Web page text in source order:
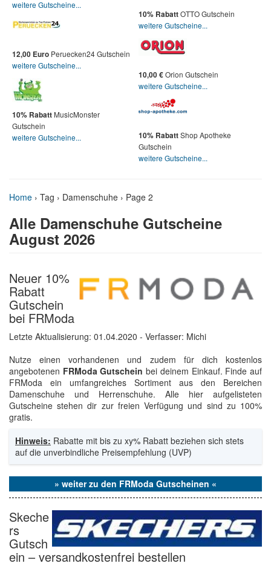
weitere Gutscheine...
12,00 Euro Peruecken24 Gutschein
weitere Gutscheine...
10% Rabatt MusicMonster
Gutschein
weitere Gutscheine...
10% RabattOTTO Gutschein
weitere Gutscheine...
10,00 €Orion Gutschein
weitere Gutscheine...
10% RabattShop Apotheke
Gutschein
weitere Gutscheine...
Home › Tag › Damenschuhe › Page 2
Alle Damenschuhe Gutscheine
August 2026
Neuer 10%
Rabatt
Gutschein
bei FRModa
Letzte Aktualisierung: 01.04.2020 - Verfasser: Michi
Nutze einen vorhandenen und zudem für dich kostenlos
angebotenen FRModa Gutschein bei deinem Einkauf. Finde auf
FRModa ein umfangreiches Sortiment aus den Bereichen
Damenschuhe und Herrenschuhe. Alle hier aufgelisteten
Gutscheine stehen dir zur freien Verfügung und sind zu 100%
gratis.
Hinweis: Rabatte mit bis zu xy% Rabatt beziehen sich stets
auf die unverbindliche Preisempfehlung (UVP)
» weiter zu den FRModa Gutscheinen «
Skeche
rs
Gutsch
ein – versandkostenfrei bestellen